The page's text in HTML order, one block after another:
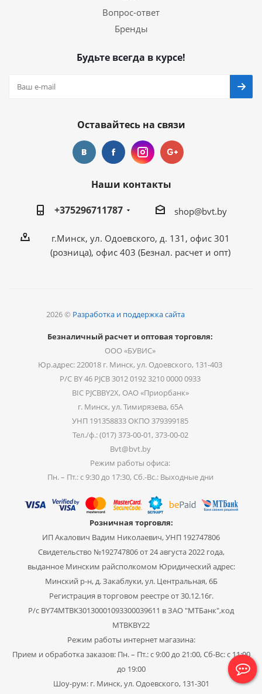
Вопрос-ответ
Бренды
Будьте всегда в курсе!
Оставайтесь на связи
Наши контакты
+375296711787
shop@bvt.by
г.Минск, ул. Одоевского, д. 131, офис 301
(розница), офис 403 (Безнал. расчет и опт)
2026 © Разработка и поддержка сайта
Безналичный расчет и оптовая торговля:
ООО «БУВИС»
Юр.адрес: 220018 г. Минск, ул. Одоевского, 131-403
Р/С BY 46 PJCB 3012 0192 3210 0000 0933
BIC PJCBBY2X, ОАО «Приорбанк»
г. Минск, ул. Тимирязева, 65А
УНП 191358833 ОКПО 379399185
Тел./ф.: (017) 373-00-01, 373-00-02
Bvt@bvt.by
Режим работы офиса:
Пн. – Пт.: с 9:30 до 17:30, Сб.-Вс.: Выходные дни
Розничная торговля:
ИП Акалович Вадим Николаевич, УНП 192747806
Свидетельство №192747806 от 24 августа 2022 года,
выданное Минским райсполкомом Юридический адрес:
Минский р-н, д. Закаблуки, ул. Центральная, 6Б
Регистрация в торговом реестре от 30.12.16г.
Р/с BY74MTBK30130001093300039611 в ЗАО "МТБанк",код
MTBKBY22
Режим работы интернет магазина:
Прием и обработка заказов: Пн. – Пт.: с 9:00 до 21:00, Сб-Вс: с 11:00
до 19:00
Шоу-рум: г. Минск, ул. Одоевского, 131-301